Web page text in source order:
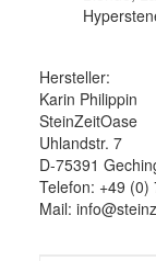
Hersteller:
Karin Philippin
SteinZeitOase
Uhlandstr. 7
D-75391
Telefon: +49 (0)
Mail: